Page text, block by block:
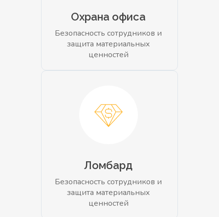
Охрана офиса
Безопасность сотрудников и
защита материальных
ценностей
Ломбард
Безопасность сотрудников и
защита материальных
ценностей